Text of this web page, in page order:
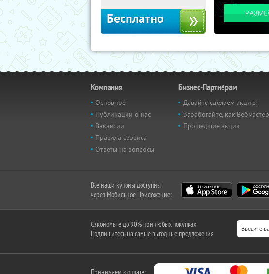
Бесплатно
Компания
Основное
Публикации о нас
Вакансии
Правила сервиса
Ответы на вопросы
Бизнес-Партнёрам
Давайте сделаем акцию!
Заработайте, как Вебмастер
Прошедшие акции
Все наши купоны доступны
через Мобильное Приложение:
Сэкономьте до 90% при любых покупках
Подпишитесь на самые выгодные предложения
Принимаем к оплате: